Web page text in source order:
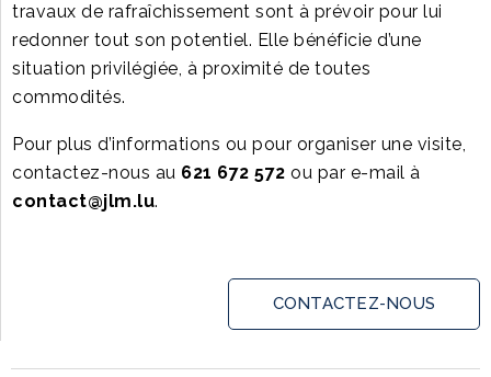
travaux de rafraîchissement sont à prévoir pour lui
redonner tout son potentiel. Elle bénéficie d’une
situation privilégiée, à proximité de toutes
commodités.
Pour plus d’informations ou pour organiser une visite,
contactez-nous au 621 672 572 ou par e-mail à
contact@jlm.lu.
CONTACTEZ-NOUS